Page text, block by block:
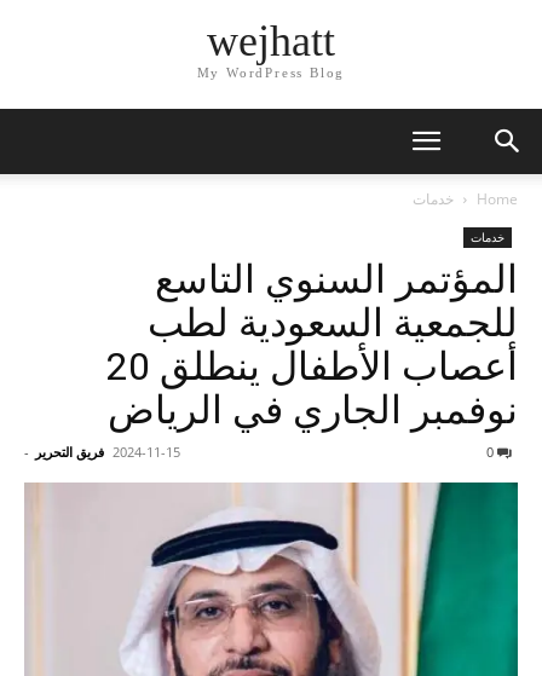
wejhatt
My WordPress Blog
Home خدمات
خدمات
المؤتمر السنوي التاسع
للجمعية السعودية لطب
أعصاب الأطفال ينطلق 20
نوفمبر الجاري في الرياض
فريق التحرير - 2024-11-15